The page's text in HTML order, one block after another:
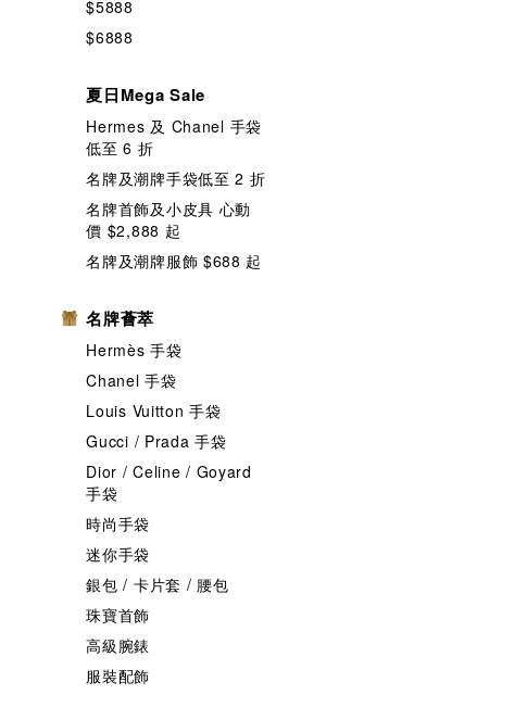
$5888
$6888
夏日Mega Sale
Hermes 及 Chanel 手袋
低至 6 折
名牌及潮牌手袋低至 2 折
名牌首飾及小皮具 心動
價 $2,888 起
名牌及潮牌服飾 $688 起
名牌薈萃
Hermès 手袋
Chanel 手袋
Louis Vuitton 手袋
Gucci / Prada 手袋
Dior / Celine / Goyard
手袋
時尚手袋
迷你手袋
銀包 / 卡片套 / 腰包
珠寶首飾
高級腕錶
服裝配飾